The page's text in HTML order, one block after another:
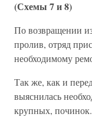
(Схемы 7 и 8)
По возвращении
пролив, отряд
необходимому
Так же, как и
выяснилась
крупных,